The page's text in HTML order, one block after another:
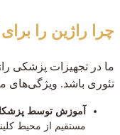
چرا راژین را
ما در تجهیزات پزشکی
تئوری باشد. ویژگی‌های
آموزش توسط
مستقیم از محیط